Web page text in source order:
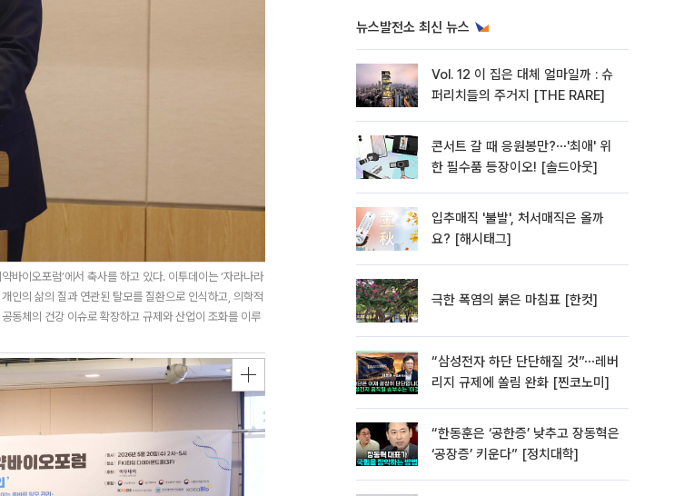
이오포럼’에서 축사를 하고 있다. 이투데이는 ‘자라나라
인의 삶의 질과 연관된 탈모를 질환으로 인식하고, 의학적
동체의 건강 이슈로 확장하고 규제와 산업이 조화를 이루
뉴스발전소 최신 뉴스
Vol. 12 이 집은 대체 얼마일까 : 슈
퍼리치들의 주거지 [THE RARE]
콘서트 갈 때 응원봉만?⋯'최애' 위
한 필수품 등장이오! [솔드아웃]
입추매직 '불발', 처서매직은 올까
요? [해시태그]
극한 폭염의 붉은 마침표 [한컷]
“삼성전자 하단 단단해질 것”⋯레버
리지 규제에 쏠림 완화 [찐코노미]
“한동훈은 ‘공한증’ 낮추고 장동혁은
‘공장증’ 키운다” [정치대학]